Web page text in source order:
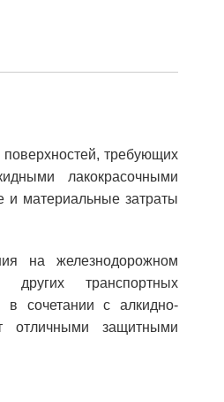
поверхностей, требующих
лакокрасочными
и материальные затраты
на железнодорожном
транспортных
в сочетании с алкидно-
отличными защитными